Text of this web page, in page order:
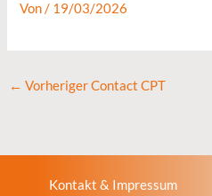
Von/ 19/03/2026
← Vorheriger Contact CPT
Kontakt & Impressum